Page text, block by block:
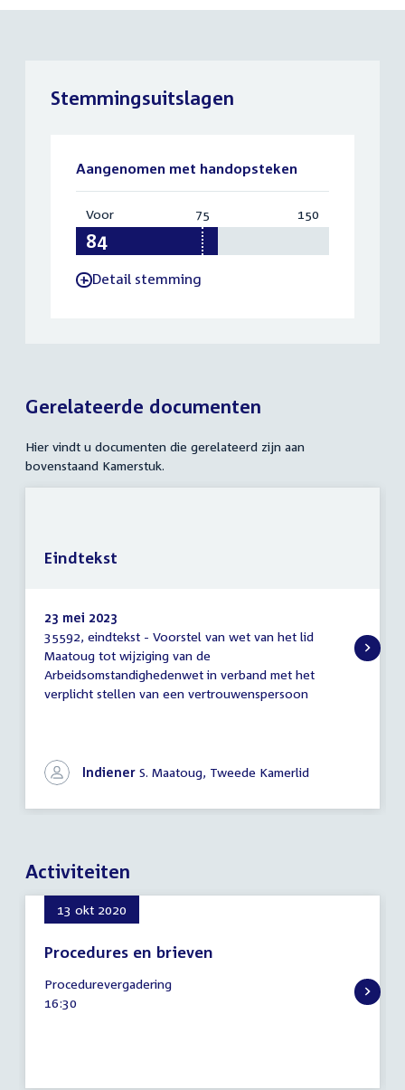
Stemmingsuitslagen
Aangenomen met handopsteken
Voor:
75 150
-Detail stemming
Gerelateerde documenten
Hier vindt u documenten die gerelateerd zijn aan
bovenstaand Kamerstuk.
Eindtekst
23 mei 2023
35592, eindtekst - Voorstel van wet van het lid
Maatoug tot wijziging van de
Arbeidsomstandighedenwet in verband met het
verplicht stellen van een vertrouwenspersoon
Indiener S. Maatoug, Tweede Kamerlid
Eindtekst
Activiteiten
13 okt 2020
Procedures en brieven
oktober
2020
Procedurevergadering
Tijd
16:30